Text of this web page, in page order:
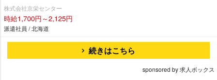
株式会社京栄センター
時給1,700円～2,125円
派遣社員 / 北海道
続きはこちら
sponsored by 求人ボックス